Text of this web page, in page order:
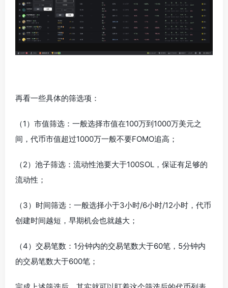
再看一些具体的筛选项：
（1）市值筛选：一般选择市值在100万到1000万美元之
间，代币市值超过1000万一般不要FOMO追高；
（2）池子筛选：流动性池要大于100SOL，保证有足够的
流动性；
（3）时间筛选：一般选择小于3小时/6小时/12小时，代币
创建时间越短，早期机会也就越大；
（4）交易笔数：1分钟内的交易笔数大于60笔，5分钟内
的交易笔数大于600笔；